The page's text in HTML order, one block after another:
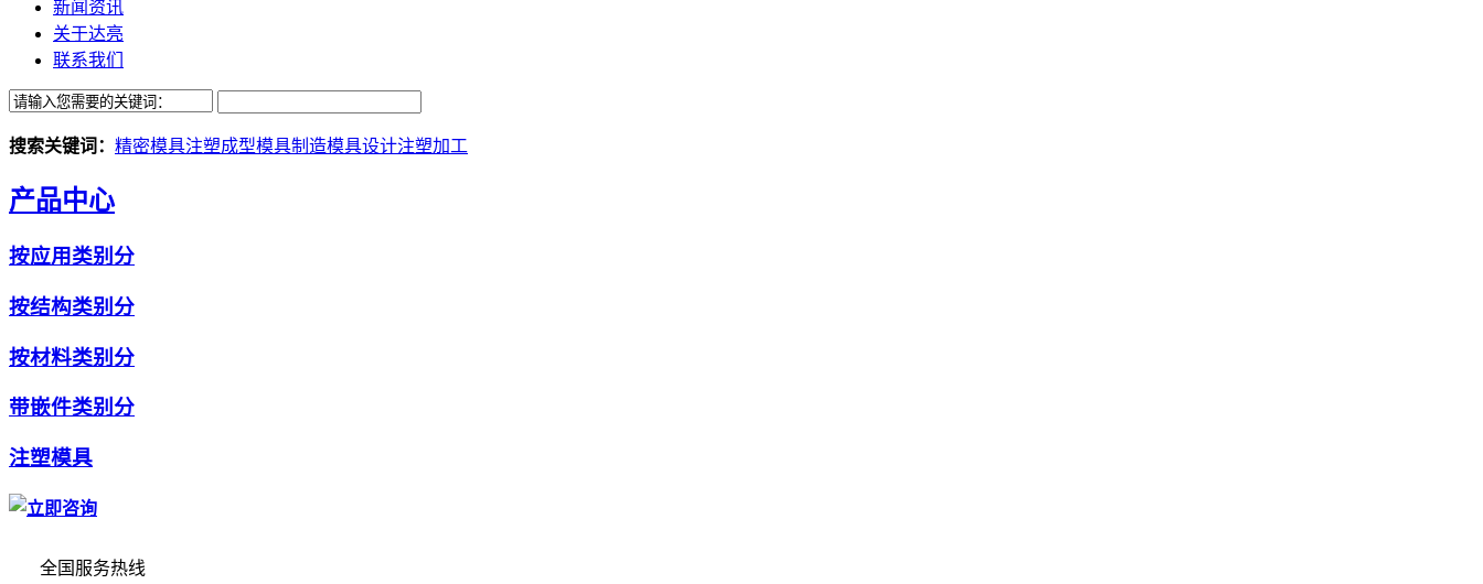
新闻资讯
关于达亮
联系我们
搜索关键词： 精密模具注塑成型模具制造模具设计注塑加工
产品中心
按应用类别分
按结构类别分
按材料类别分
带嵌件类别分
注塑模具
全国服务热线